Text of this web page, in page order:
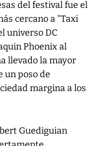
del festival fue el
cercano a "Taxi
universo DC
Phoenix al
llevado la mayor
un poso de
margina a los
Guediguian